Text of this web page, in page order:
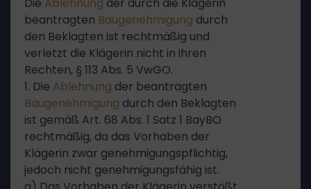
beantragten Baugenehmigung durch
den Beklagten ist rechtmäßig und
verletzt die Klägerin nicht in ihren
Rechten, § 113 Abs. 5 VwGO.
1. Die Ablehnung der beantragten
Baugenehmigung durch den Beklagten
ist gemäß Art. 68 Abs. 1 Satz 1 BayBO
rechtmäßig, da das Vorhaben der
Klägerin zwar genehmigungspflichtig,
jedoch nicht genehmigungsfähig ist.